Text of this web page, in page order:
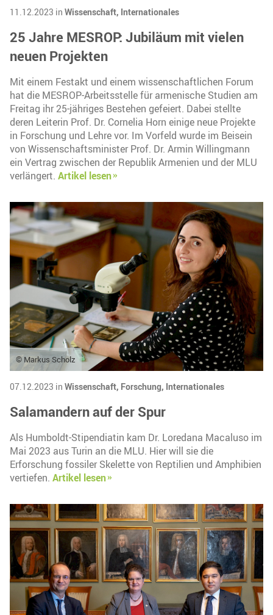
11.12.2023 in Wissenschaft, Internationales
25 Jahre MESROP: Jubiläum mit vielen
neuen Projekten
Mit einem Festakt und einem wissenschaftlichen Forum
hat die MESROP-Arbeitsstelle für armenische Studien am
Freitag ihr 25-jähriges Bestehen gefeiert. Dabei stellte
deren Leiterin Prof. Dr. Cornelia Horn einige neue Projekte
in Forschung und Lehre vor. Im Vorfeld wurde im Beisein
von Wissenschaftsminister Prof. Dr. Armin Willingmann
ein Vertrag zwischen der Republik Armenien und der MLU
verlängert. Artikel lesen
© Markus Scholz
07.12.2023 in Wissenschaft, Forschung, Internationales
Salamandern auf der Spur
Als Humboldt-Stipendiatin kam Dr. Loredana Macaluso im
Mai 2023 aus Turin an die MLU. Hier will sie die
Erforschung fossiler Skelette von Reptilien und Amphibien
vertiefen. Artikel lesen